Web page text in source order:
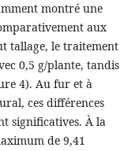
montré une
aux
tallage, le traitement
0,5 g/plante, tandis
4). Au fur et à
ces différences
significatives. À la
de 9,41